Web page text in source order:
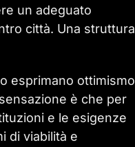
un adeguato
città. Una struttura
esprimano ottimismo
è che per
e le esigenze
di viabilità e